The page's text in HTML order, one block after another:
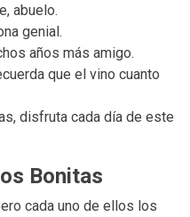
abuelo.
genial.
años más amigo.
que el vino cuanto
disfruta cada día de este
Bonitas
cada uno de ellos los